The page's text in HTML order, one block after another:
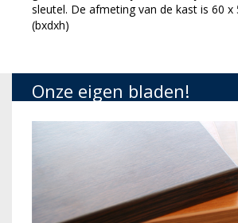
sleutel. De afmeting van de kast is 60 x
(bxdxh)
Onze eigen bladen!